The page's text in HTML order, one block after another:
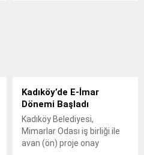
Kadıköy’de E-İmar
Dönemi Başladı
Kadıköy Belediyesi,
Mimarlar Odası iş birliği ile
avan (ön) proje onay